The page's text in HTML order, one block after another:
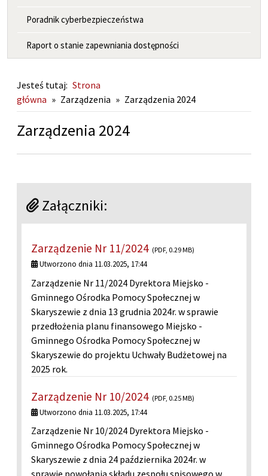
Poradnik cyberbezpieczeństwa
Raport o stanie zapewniania dostępności
Jesteś tutaj: Strona
główna » Zarządzenia » Zarządzenia 2024
Zarządzenia 2024
Załączniki:
Zarządzenie Nr 11/2024 (PDF, 0.29 MB)
Utworzono dnia 11.03.2025, 17:44
Zarządzenie Nr 11/2024 Dyrektora Miejsko -
Gminnego Ośrodka Pomocy Społecznej w
Skaryszewie z dnia 13 grudnia 2024r. w sprawie
przedłożenia planu finansowego Miejsko -
Gminnego Ośrodka Pomocy Społecznej w
Skaryszewie do projektu Uchwały Budżetowej na
2025 rok.
Zarządzenie Nr 10/2024 (PDF, 0.25 MB)
Utworzono dnia 11.03.2025, 17:44
Zarządzenie Nr 10/2024 Dyrektora Miejsko -
Gminnego Ośrodka Pomocy Społecznej w
Skaryszewie z dnia 24 października 2024r. w